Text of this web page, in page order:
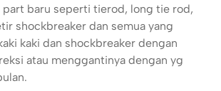
part baru seperti tierod, long tie rod,
shockbreaker dan semua yang
kaki dan shockbreaker dengan
atau menggantinya dengan yg